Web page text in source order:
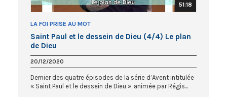
51:18
LA FOI PRISE AU MOT
Saint Paul et le dessein de Dieu (4/4) Le plan
de Dieu
20/12/2020
Dernier des quatre épisodes de la série d’Avent intitulée
« Saint Paul et le dessein de Dieu », animée par Régis...